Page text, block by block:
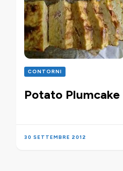
CONTORNI
Potato Plumcake
30 SETTEMBRE 2012